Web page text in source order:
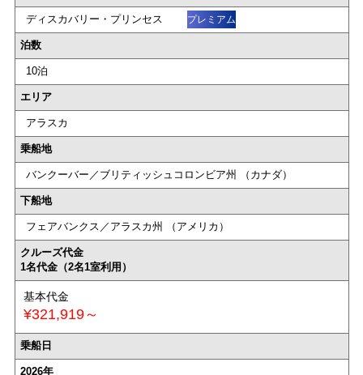
ディスカバリー・プリンセス プレミアム
泊数
10泊
エリア
アラスカ
乗船地
バンクーバー／ブリティッシュコロンビア州 （カナダ）
下船地
フェアバンクス／アラスカ州 （アメリカ）
クルーズ代金
1名代金（2名1室利用）
基本代金
¥321,919～
乗船日
2026年